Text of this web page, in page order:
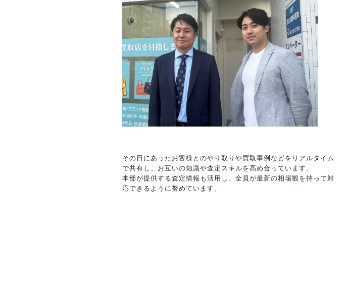
その日にあったお客様とのやり取りや買取事例などをリアルタイム
で共有し、お互いの知識や査定スキルを高め合っています。
本部が提供する査定情報も活用し、全員が最新の相場観を持って対
応できるように努めています。